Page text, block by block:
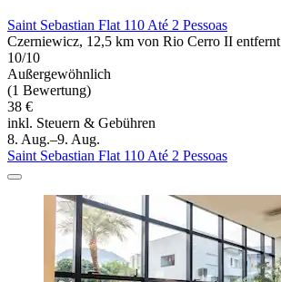
Saint Sebastian Flat 110 Até 2 Pessoas
Czerniewicz, 12,5 km von Rio Cerro II entfernt
10/10
Außergewöhnlich
(1 Bewertung)
38 €
inkl. Steuern & Gebühren
8. Aug.–9. Aug.
Saint Sebastian Flat 110 Até 2 Pessoas